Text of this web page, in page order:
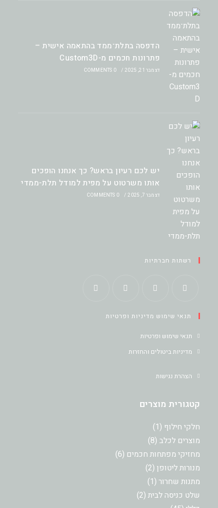
הדפסה בתלת־ממד בהתאמה אישית –
פתרונות חכמים מ-Custom3D
דצמבר 21, 2025 /
0 COMMENTS
יש לכם רעיון בראש? כך אנחנו הופכים
אותו משרטוט על מפית למודל תלת-ממדי
דצמבר 7, 2025 /
0 COMMENTS
רשתות חברתיות
in
a
tab
in
tab
in
tab
in
תנאי שימוש מדיניות ופרטיות
תנאי שימוש ופרטיות
מדיניות ביטולים והחזרות
הצהרת נגישות
קטגורית מוצרים
חלקי חילוף 1מוצר
1 מוצרים לכלב 8
8
מוצרים
מחזיקי מפתחות חכמים 6
6
מנורות ליטופן 2
2
מוצרים
מתנות שחרור 1מוצר
1
שלט כניסה לבית 2
2